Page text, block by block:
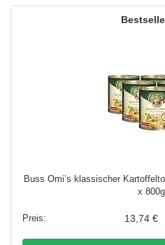
Buss Omi’s klassischer
x
13,74 €